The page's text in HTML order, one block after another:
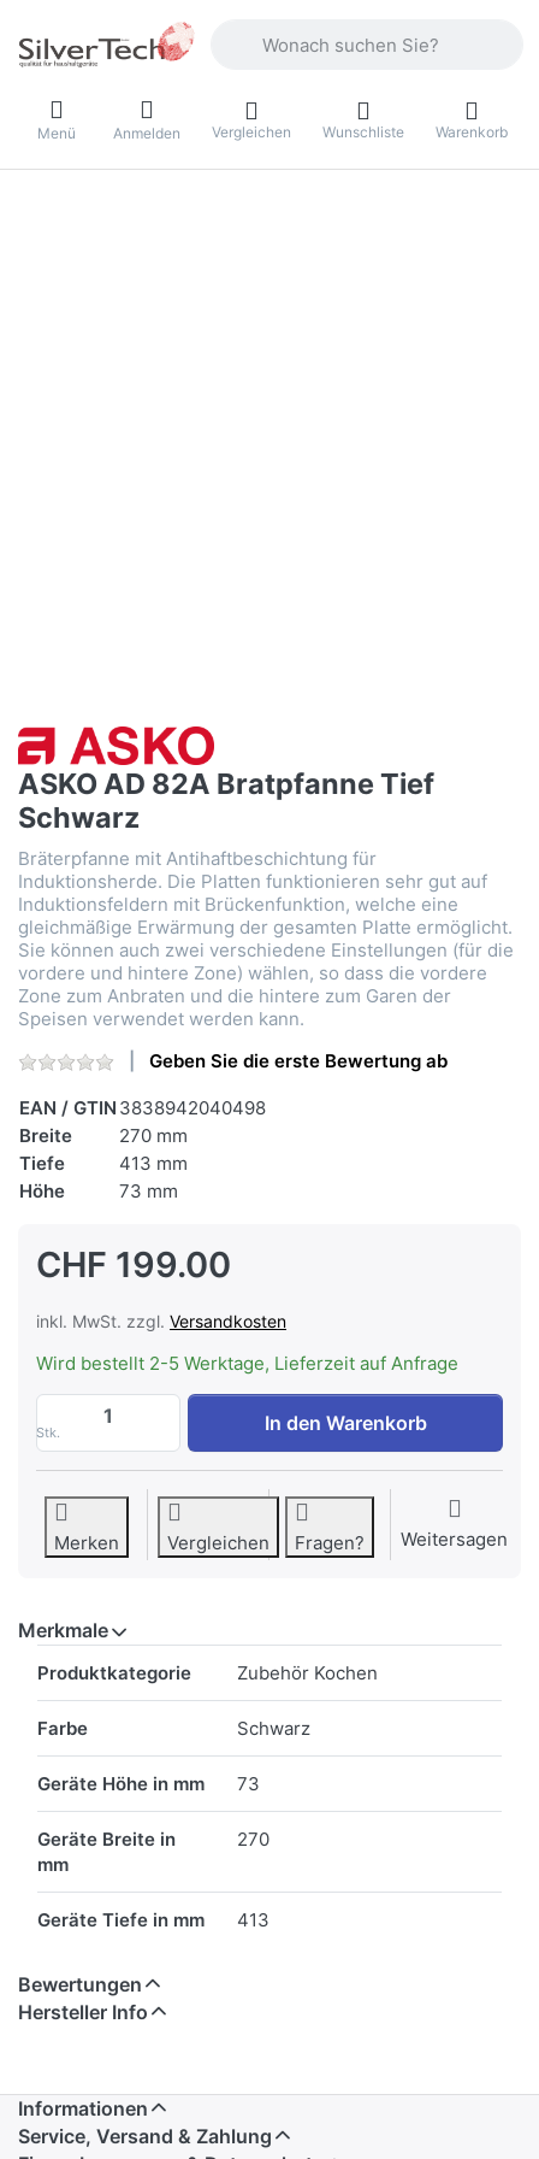
Menü Anmelden Vergleichen Wunschliste Warenkorb
ASKO AD 82A Bratpfanne Tief
Schwarz
Bräterpfanne mit Antihaftbeschichtung für
Induktionsherde. Die Platten funktionieren sehr gut auf
Induktionsfeldern mit Brückenfunktion, welche eine
gleichmäßige Erwärmung der gesamten Platte ermöglicht.
Sie können auch zwei verschiedene Einstellungen (für die
vordere und hintere Zone) wählen, so dass die vordere
Zone zum Anbraten und die hintere zum Garen der
Speisen verwendet werden kann.
Geben Sie die erste Bewertung ab
EAN / GTIN 3838942040498
Breite
270 mm
Tiefe
413 mm
Höhe
73 mm
CHF 199.00
inkl. MwSt. zzgl. Versandkosten
Wird bestellt 2-5 Werktage, Lieferzeit auf Anfrage
Stk.
ASKO AD 82A Bratpfanne Tief Schwarz
In den Warenkorb
Merken Vergleichen Fragen? Weitersagen
Merkmale
Produktkategorie Zubehör Kochen
Farbe Schwarz
Geräte Höhe in mm 73
Geräte Breite in
mm
270
Geräte Tiefe in mm 413
Bewertungen
Hersteller Info
Informationen
Service, Versand & Zahlung